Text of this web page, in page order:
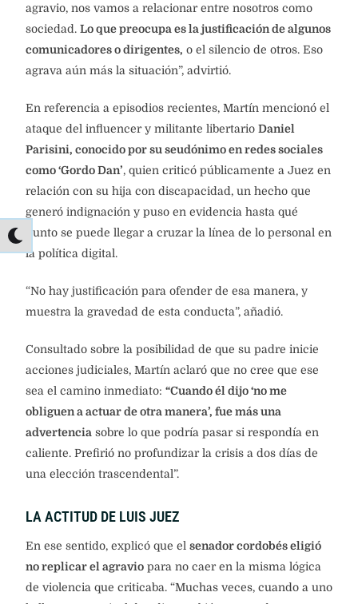
agravio, nos vamos a relacionar entre nosotros como
sociedad. Lo que preocupa es la justificación de algunos
comunicadores o dirigentes, o el silencio de otros. Eso
agrava aún más la situación”, advirtió.
En referencia a episodios recientes, Martín mencionó el
ataque del influencer y militante libertario Daniel
Parisini, conocido por su seudónimo en redes sociales
como ‘Gordo Dan’, quien criticó públicamente a Juez en
relación con su hija con discapacidad, un hecho que
generó indignación y puso en evidencia hasta qué
punto se puede llegar a cruzar la línea de lo personal en
la política digital.
“No hay justificación para ofender de esa manera, y
muestra la gravedad de esta conducta”, añadió.
Consultado sobre la posibilidad de que su padre inicie
acciones judiciales, Martín aclaró que no cree que ese
sea el camino inmediato: “Cuando él dijo ‘no me
obliguen a actuar de otra manera’, fue más una
advertencia sobre lo que podría pasar si respondía en
caliente. Prefirió no profundizar la crisis a dos días de
una elección trascendental”.
LA ACTITUD DE LUIS JUEZ
En ese sentido, explicó que el senador cordobés eligió
no replicar el agravio para no caer en la misma lógica
de violencia que criticaba. “Muchas veces, cuando a uno